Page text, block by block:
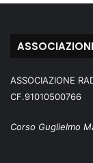
ASSOCIAZIONE
CF.91010500766
Corso Guglielmo